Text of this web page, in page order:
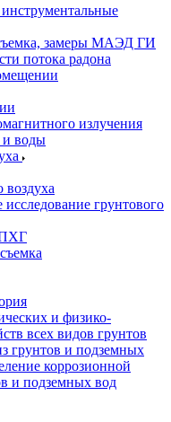
замеры МАЭД ГИ
потока радона
излучения
и воды
воздуха
исследование грунтового
ПХГ
и физико-
всех видов грунтов
грунтов и подземных
коррозионной
и подземных вод